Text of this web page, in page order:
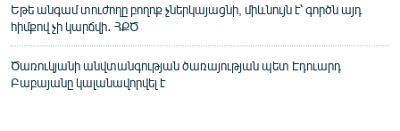
Եթե անգամ տուժողը բողոք չներկայացնի, միևնույն է՝ գործն այդ
հիմքով չի կարճվի․ ՀՔԾ
Ծառուկյանի անվտանգության ծառայության պետ Էդուարդ
Բաբայանը կալանավորվել է